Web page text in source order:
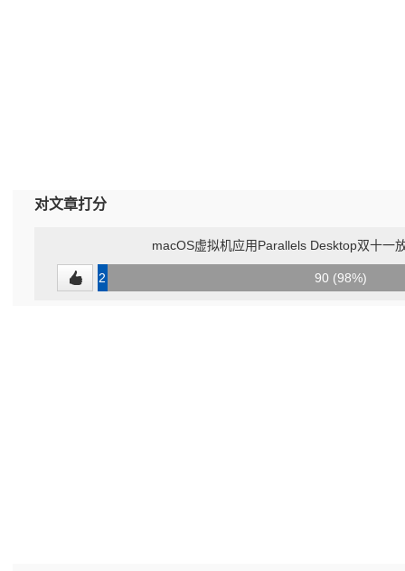
对文章打分
macOS虚拟机应用Parallels Desktop双十一
2
90 (98%)